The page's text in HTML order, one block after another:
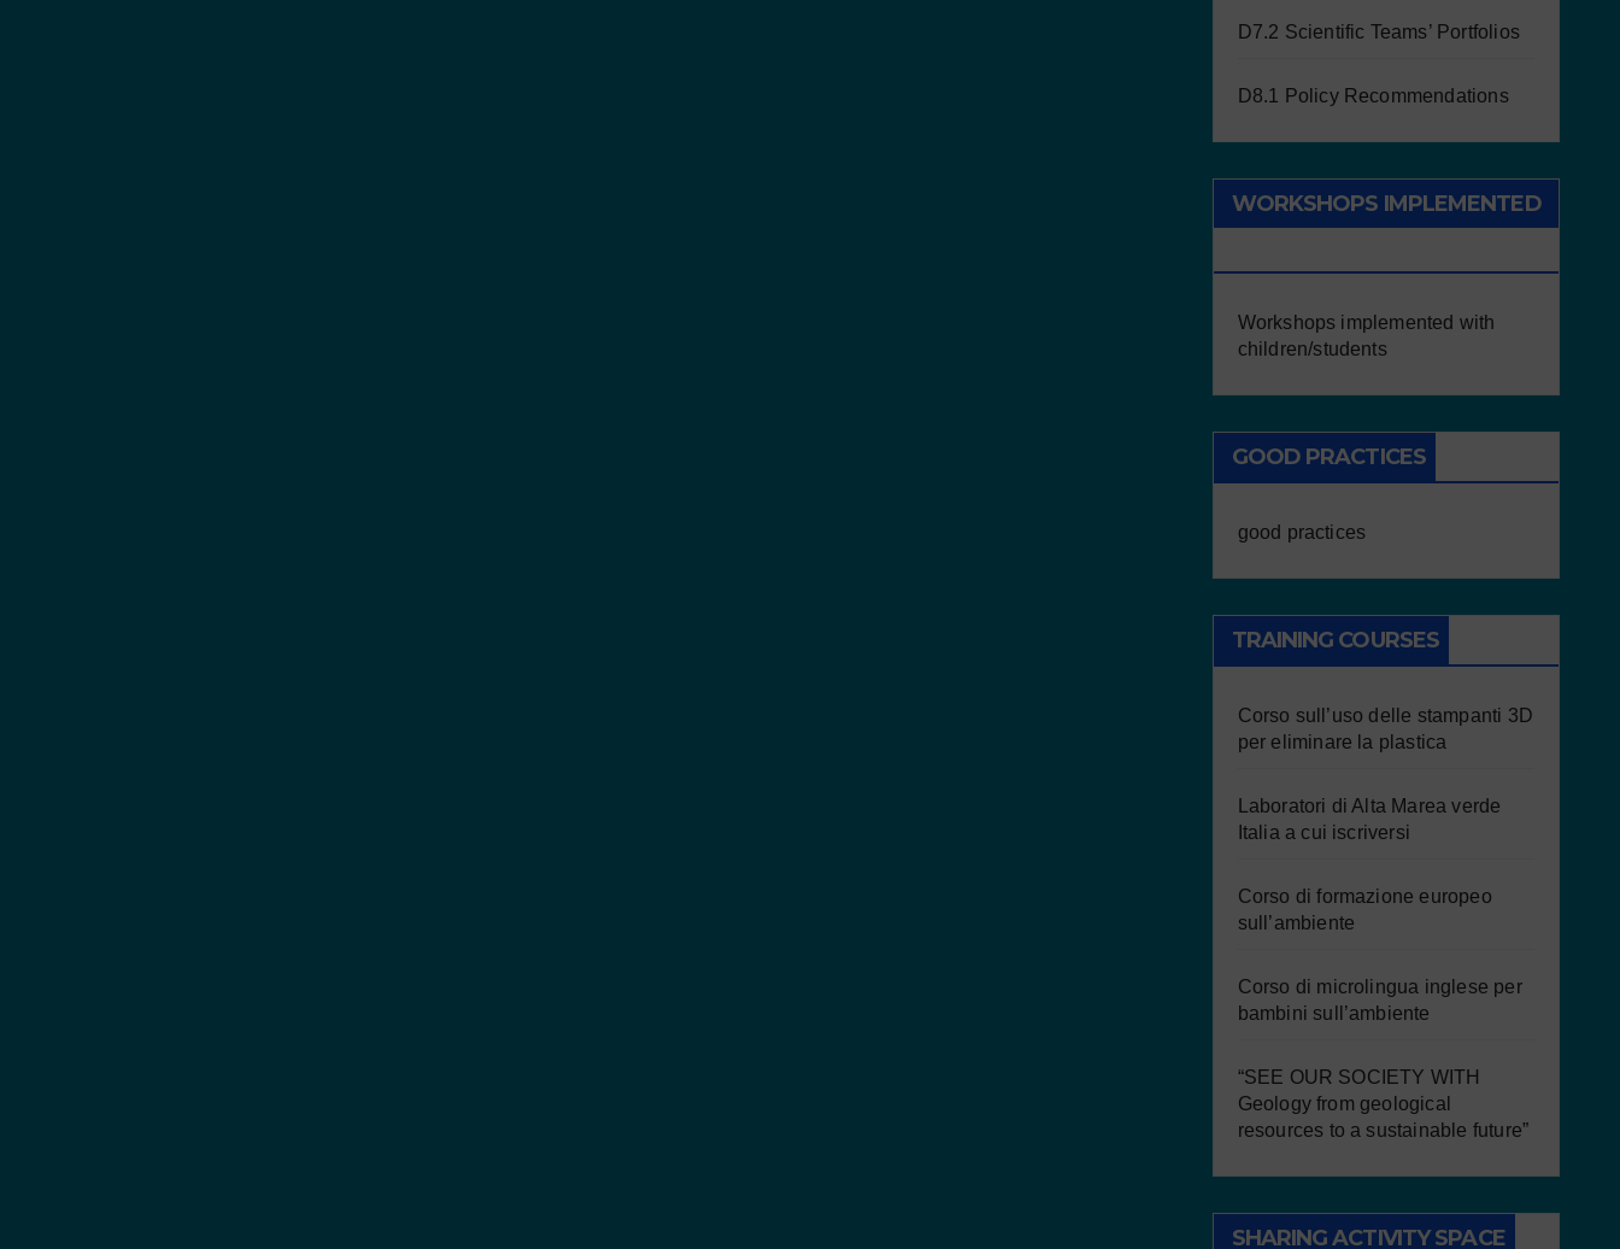
D7.2 Scientific Teams’ Portfolios
D8.1 Policy Recommendations
WORKSHOPS IMPLEMENTED
Workshops implemented with
children/students
GOOD PRACTICES
good practices
TRAINING COURSES
Corso sull’uso delle stampanti 3D
per eliminare la plastica
Laboratori di Alta Marea verde
Italia a cui iscriversi
Corso di formazione europeo
sull’ambiente
Corso di microlingua inglese per
bambini sull’ambiente
“SEE OUR SOCIETY WITH
Geology from geological
resources to a sustainable future”
SHARING ACTIVITY SPACE